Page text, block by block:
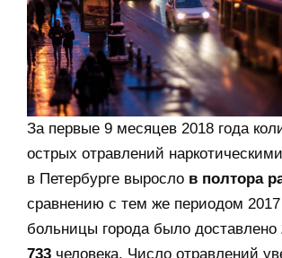
За первые 9 месяцев 2018 года
острых отравлений
в Петербурге выросло в полтора
сравнению с тем же периодом
больницы города было доставлено
733 человека. Число отравлений